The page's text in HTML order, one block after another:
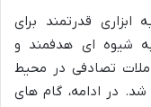
قدرتمند برای
شیوه ای هدفمند و
تصادفی در محیط
در ادامه، گام های